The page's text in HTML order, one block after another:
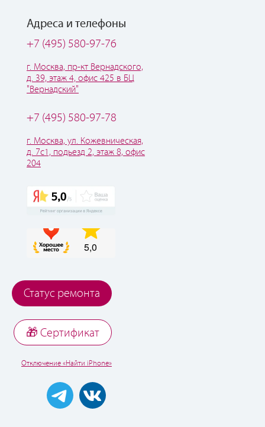
Адреса и телефоны
+7 (495) 580-97-76
г. Москва, пр-кт Вернадского,
д. 39, этаж 4, офис 425 в БЦ
"Вернадский"
+7 (495) 580-97-78
г. Москва, ул. Кожевническая,
д. 7с1, подьезд 2, этаж 8, офис
204
Статус ремонта
🎁 Cертификат
Отключение «Найти iPhone»